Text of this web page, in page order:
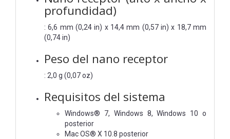
profundidad)
: 6,6 mm (0,24 in) x 14,4 mm (0,57 in) x 18,7 mm
(0,74 in)
Peso del nano receptor
: 2,0 g (0,07 oz)
Requisitos del sistema
Windows® 7, Windows 8, Windows 10 o
posterior
Mac OS® X 10.8 posterior